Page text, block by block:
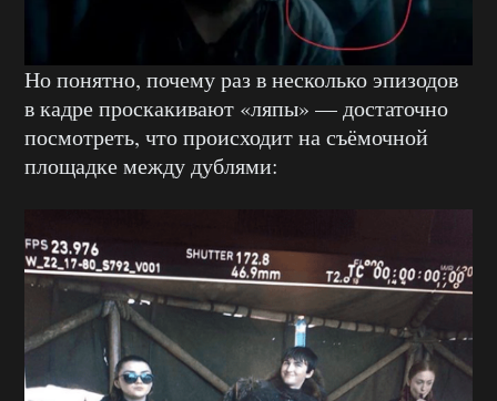
Но понятно, почему раз в несколько эпизодов
в кадре проскакивают «ляпы» — достаточно
посмотреть, что происходит на съёмочной
площадке между дублями: